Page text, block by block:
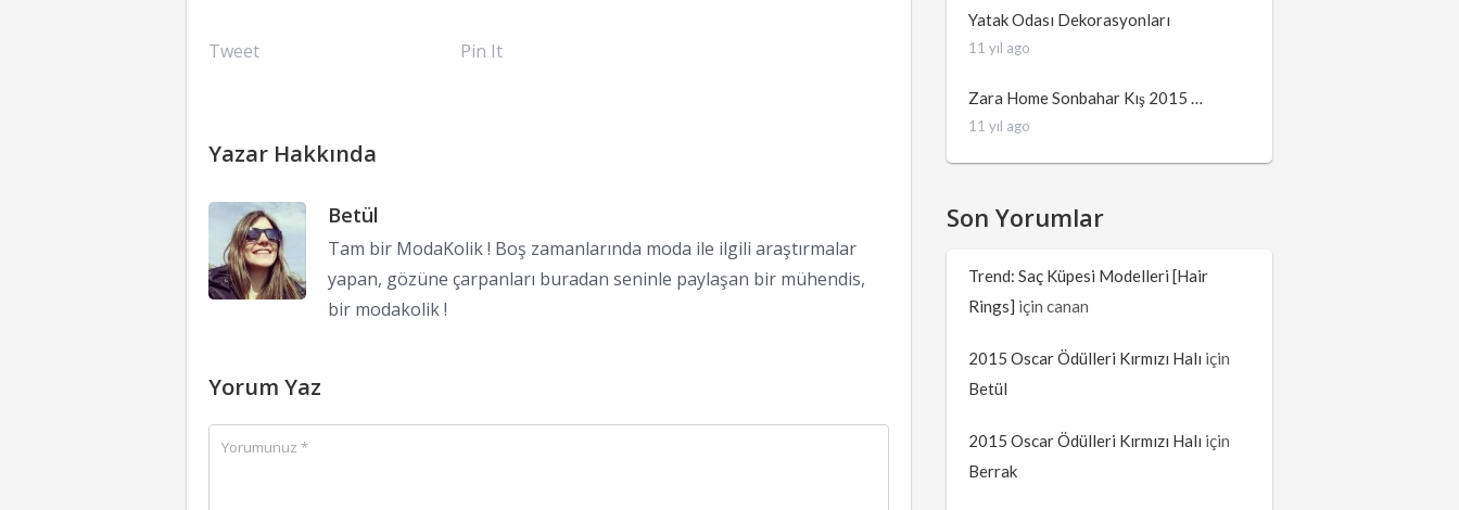
Tweet Pin It
Yazar Hakkında
Betül
Tam bir ModaKolik ! Boş zamanlarında moda ile ilgili araştırmalar
yapan, gözüne çarpanları buradan seninle paylaşan bir mühendis,
bir modakolik !
Yorum Yaz
Yatak Odası Dekorasyonları
11 yıl ago
Zara Home Sonbahar Kış 2015 …
11 yıl ago
Son Yorumlar
Trend: Saç Küpesi Modelleri [Hair
Rings] için canan
2015 Oscar Ödülleri Kırmızı Halı için
Betül
2015 Oscar Ödülleri Kırmızı Halı için
Berrak